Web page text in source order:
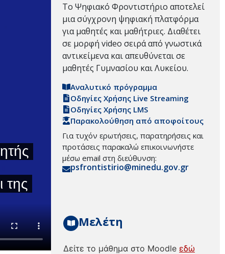
Το Ψηφιακό Φροντιστήριο αποτελεί
μια σύγχρονη ψηφιακή πλατφόρμα
για μαθητές και μαθήτριες. Διαθέτει
σε μορφή video σειρά από γνωστικά
αντικείμενα και απευθύνεται σε
μαθητές Γυμνασίου και Λυκείου.
Αναλυτικό πρόγραμμα
Οδηγίες Χρήσης Live Streaming
Οδηγίες Χρήσης LMS
Παρακολούθηση από αποφοίτους
Για τυχόν ερωτήσεις, παρατηρήσεις και
προτάσεις παρακαλώ επικοινωνήστε
μέσω email στη διεύθυνση:
psfrontistirio@minedu.gov.gr
Μελέτη
Δείτε το μάθημα στο Moodle εδώ